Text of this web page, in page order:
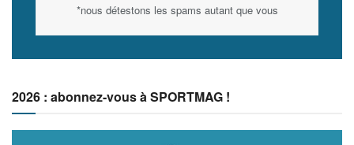
*nous détestons les spams autant que vous
2026 : abonnez-vous à SPORTMAG !